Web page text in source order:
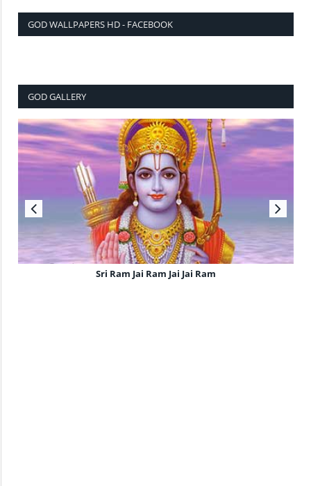
GOD WALLPAPERS HD - FACEBOOK
GOD GALLERY
Sri Ram Jai Ram Jai Jai Ram